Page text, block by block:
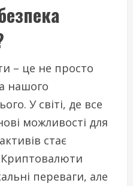
– це не просто
нашого
У світі, де все
можливості для
стає
переваги, але